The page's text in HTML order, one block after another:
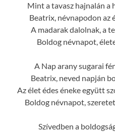
Mint a tavasz hajnalán a
Beatrix, névnapodon az
A madarak dalolnak, a
Boldog névnapot,
A Nap arany sugarai
Beatrix, neved napján
Az élet édes éneke együtt
Boldog névnapot,
Szívedben a